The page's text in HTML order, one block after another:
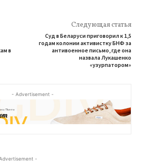
в
Следующая статья
Суд в Беларуси приговорил к 1,5
годам колонии активистку БНФ за
антивоенное письмо, где она
назвала Лукашенко
«узурпатором»
- Advertisement -
-